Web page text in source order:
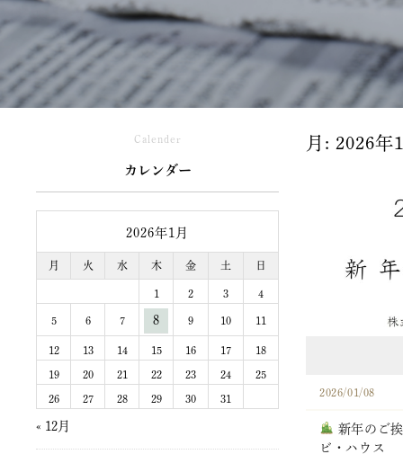
月: 2026年
2026/01/08
新年のご
ビ・ハウス
Calender
カレンダー
2026年1月
月 火 水 木 金 土 日
1 2 3 4
5 6 7 8 9 10 11
12 13 14 15 16 17 18
19 20 21 22 23 24 25
26 27 28 29 30 31
« 12月